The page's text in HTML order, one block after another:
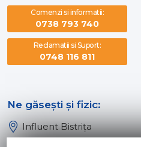
Comenzi si informatii:
0738 793 740
Reclamatii si Suport:
0748 116 811
Ne găsești și fizic:
Influent Bistrița